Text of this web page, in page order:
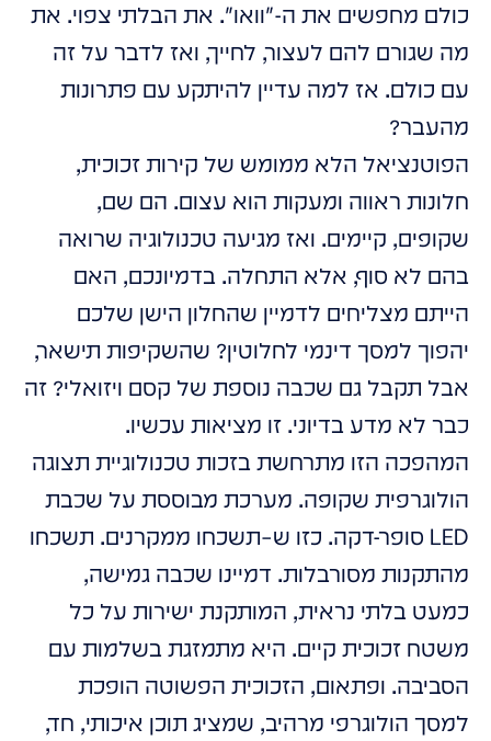
כולם מחפשים את ה- וואו . את הבלתי צפוי. את
מה שגורם להם לעצור, לחייך, ואז לדבר על זה
עם כולם. אז למה עדיין להיתקע עם פתרונות
מהעבר?
הפוטנציאל הלא ממומש של קירות זכוכית,
חלונות ראווה ומעקות הוא עצום. הם שם,
שקופים, קיימים. ואז מגיעה טכנולוגיה שרואה
בהם לא סוף, אלא התחלה. בדמיונכם, האם
הייתם מצליחים לדמיין שהחלון הישן שלכם
יהפוך למסך דינמי לחלוטין? שהשקיפות תישאר,
אבל תקבל גם שכבה נוספת של קסם ויזואלי? זה
כבר לא מדע בדיוני. זו מציאות עכשיו.
המהפכה הזו מתרחשת בזכות טכנולוגיית תצוגה
הולוגרפית שקופה. מערכת מבוססת על שכבת
LED סופר-דקה. כזו ש–תשכחו ממקרנים. תשכחו
מהתקנות מסורבלות. דמיינו שכבה גמישה,
כמעט בלתי נראית, המותקנת ישירות על כל
משטח זכוכית קיים. היא מתמזגת בשלמות עם
הסביבה. ופתאום, הזכוכית הפשוטה הופכת
למסך הולוגרפי מרהיב, שמציג תוכן איכותי, חד,